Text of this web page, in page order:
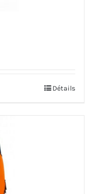
Détails